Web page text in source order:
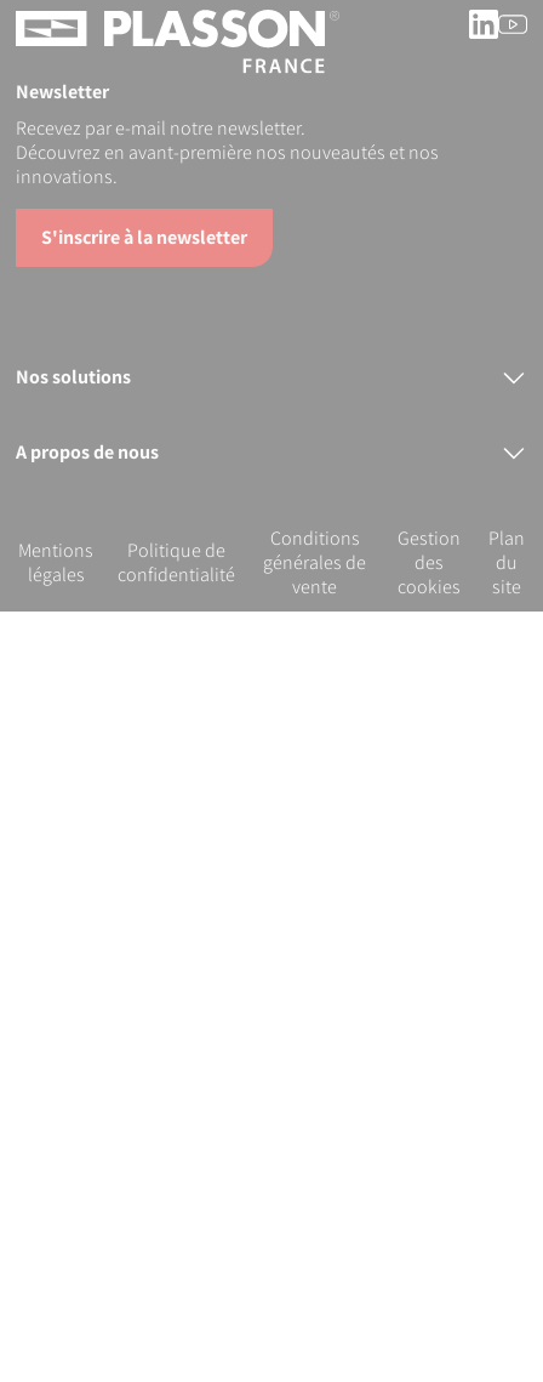
Newsletter
Recevez par e-mail notre newsletter.
Découvrez en avant-première nos nouveautés et nos
innovations.
S'inscrire à la newsletter
Nos solutions
Bout à bout
A propos de nous
Notre démarche RSE
Mentions
légales
Politique de
confidentialité
Conditions
générales de
vente
Gestion
des
cookies
Plan
du
site